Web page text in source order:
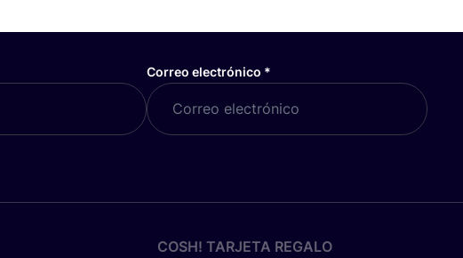
Correo electrónico *
COSH! TARJETA REGALO